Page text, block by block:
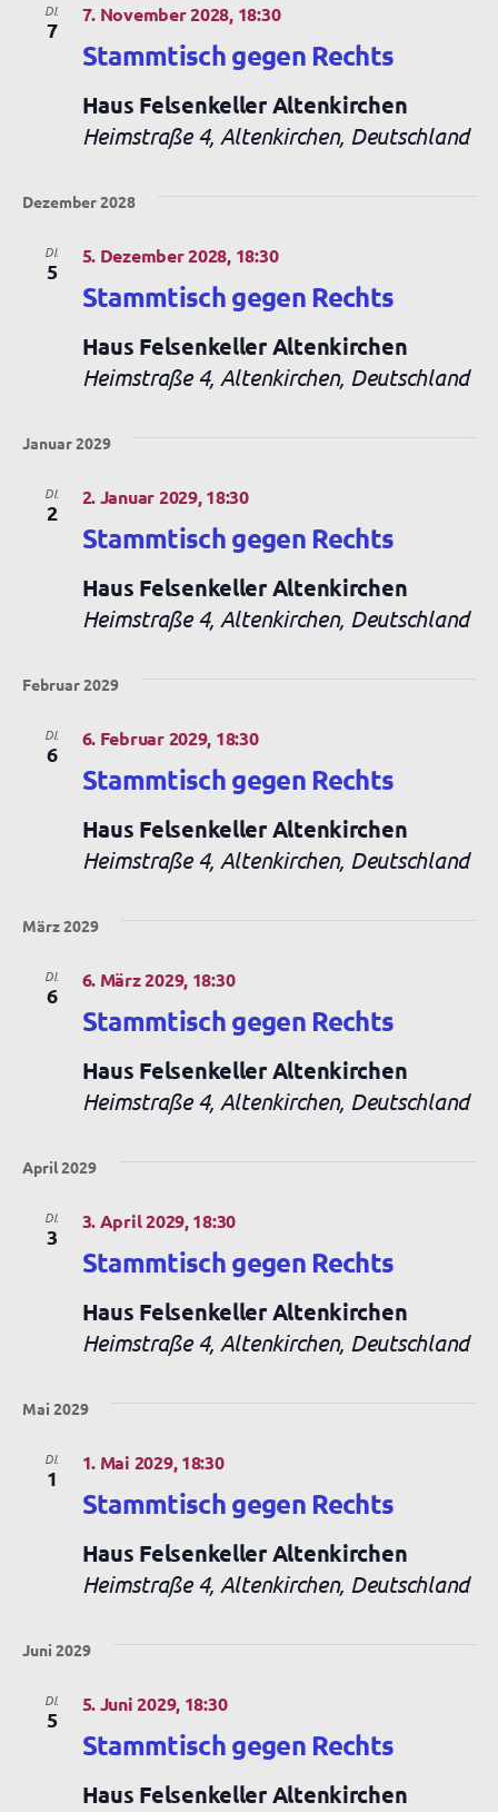
DI.
7
Stammtisch gegen Rechts
7. November 2028, 18:30
Haus Felsenkeller Altenkirchen
Heimstraße 4, Altenkirchen, Deutschland
Dezember 2028
DI.
5
Stammtisch gegen Rechts
5. Dezember 2028, 18:30
Haus Felsenkeller Altenkirchen
Heimstraße 4, Altenkirchen, Deutschland
Januar 2029
DI.
2
Stammtisch gegen Rechts
2. Januar 2029, 18:30
Haus Felsenkeller Altenkirchen
Heimstraße 4, Altenkirchen, Deutschland
Februar 2029
DI.
6
Stammtisch gegen Rechts
6. Februar 2029, 18:30
Haus Felsenkeller Altenkirchen
Heimstraße 4, Altenkirchen, Deutschland
März 2029
DI.
6
Stammtisch gegen Rechts
6. März 2029, 18:30
Haus Felsenkeller Altenkirchen
Heimstraße 4, Altenkirchen, Deutschland
April 2029
DI.
3
Stammtisch gegen Rechts
3. April 2029, 18:30
Haus Felsenkeller Altenkirchen
Heimstraße 4, Altenkirchen, Deutschland
Mai 2029
DI.
1
Stammtisch gegen Rechts
1. Mai 2029, 18:30
Haus Felsenkeller Altenkirchen
Heimstraße 4, Altenkirchen, Deutschland
Juni 2029
DI.
5
Stammtisch gegen Rechts
5. Juni 2029, 18:30
Haus Felsenkeller Altenkirchen